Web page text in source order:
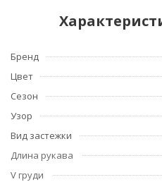
Бренд
Цвет
Сезон
Узор
Вид застежки
Длина рукава
V груди